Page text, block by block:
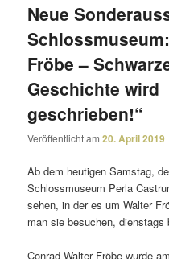
Neue
Fröbe –
Geschichte wird
geschrieben!“
Veröffentlicht am20. April 2019
Ab dem heutigen Samstag,
Schlossmuseum Perla
sehen, in der es um Walter
man sie besu­chen,
Conrad Walter Fröbe wurde